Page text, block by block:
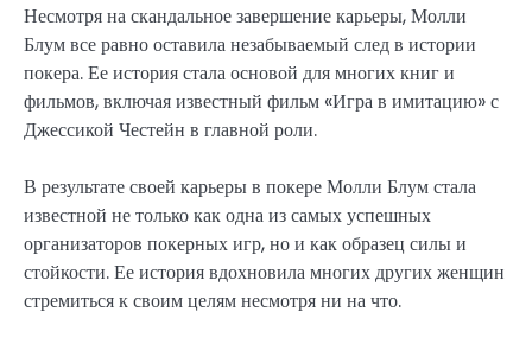
Несмотря на скандальное завершение карьеры, Молли
Блум все равно оставила незабываемый след в истории
покера. Ее история стала основой для многих книг и
фильмов, включая известный фильм «Игра в имитацию» с
Джессикой Честейн в главной роли.
В результате своей карьеры в покере Молли Блум стала
известной не только как одна из самых успешных
организаторов покерных игр, но и как образец силы и
стойкости. Ее история вдохновила многих других женщин
стремиться к своим целям несмотря ни на что.